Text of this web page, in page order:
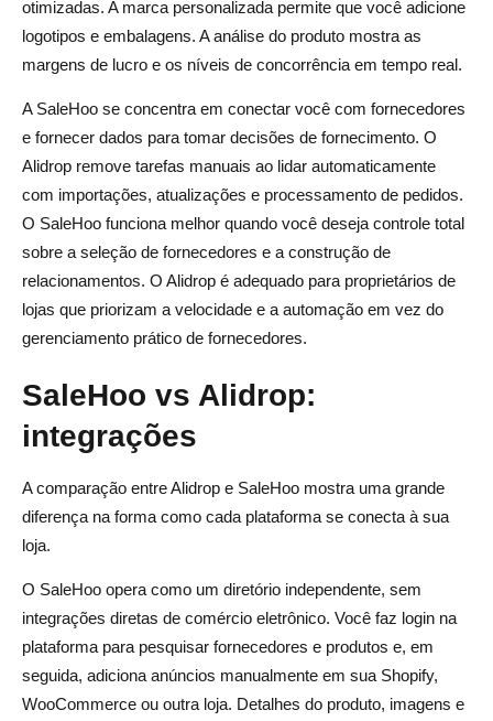
otimizadas. A marca personalizada permite que você adicione
logotipos e embalagens. A análise do produto mostra as
margens de lucro e os níveis de concorrência em tempo real.
A SaleHoo se concentra em conectar você com fornecedores
e fornecer dados para tomar decisões de fornecimento. O
Alidrop remove tarefas manuais ao lidar automaticamente
com importações, atualizações e processamento de pedidos.
O SaleHoo funciona melhor quando você deseja controle total
sobre a seleção de fornecedores e a construção de
relacionamentos. O Alidrop é adequado para proprietários de
lojas que priorizam a velocidade e a automação em vez do
gerenciamento prático de fornecedores.
SaleHoo vs Alidrop:
integrações
A comparação entre Alidrop e SaleHoo mostra uma grande
diferença na forma como cada plataforma se conecta à sua
loja.
O SaleHoo opera como um diretório independente, sem
integrações diretas de comércio eletrônico. Você faz login na
plataforma para pesquisar fornecedores e produtos e, em
seguida, adiciona anúncios manualmente em sua Shopify,
WooCommerce ou outra loja. Detalhes do produto, imagens e